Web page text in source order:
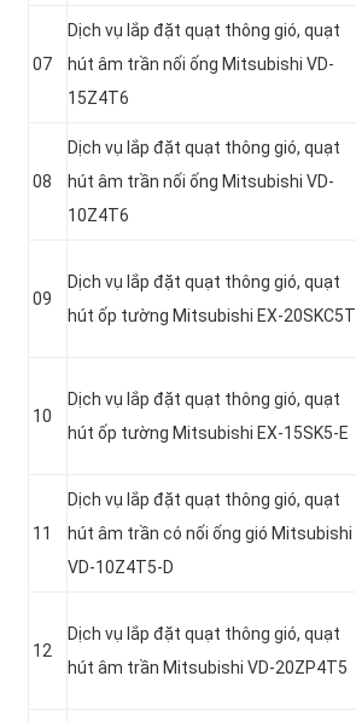
07
Dịch vụ lắp đặt quạt thông gió, quạt
hút âm trần nối ống Mitsubishi VD-
15Z4T6
08
Dịch vụ lắp đặt quạt thông gió, quạt
hút âm trần nối ống Mitsubishi VD-
10Z4T6
09
Dịch vụ lắp đặt quạt thông gió, quạt
hút ốp tường Mitsubishi EX-20SKC5T
10
Dịch vụ lắp đặt quạt thông gió, quạt
hút ốp tường Mitsubishi EX-15SK5-E
11
Dịch vụ lắp đặt quạt thông gió, quạt
hút âm trần có nối ống gió Mitsubishi
VD-10Z4T5-D
12
Dịch vụ lắp đặt quạt thông gió, quạt
hút âm trần Mitsubishi VD-20ZP4T5